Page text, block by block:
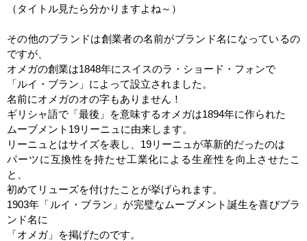
（タイトル見たら分かりますよね～）
その他のブランドは創業者の名前がブランド名になっているの
ですが、
オメガの創業は1848年にスイスのラ・ショード・フォンで
「ルイ・ブラン」によって設立されました。
名前にオメガのオの字もありません！
ギリシャ語で「最後」を意味するオメガは1894年に作られた
ムーブメント 19リーニュに由来します。
リーニュとはサイズを表し、 19リーニュが革新的だったのは
パーツに互換性を持たせ工業化による生産性を向上させたこ
と、
初めてリューズを付けたことが挙げられます。
1903年「ルイ・ブラン」が完璧なムーブメント誕生を喜びブラ
ンド名に
「オメガ」を掲げたのです。